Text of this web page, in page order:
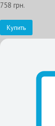
758 грн.
Купить